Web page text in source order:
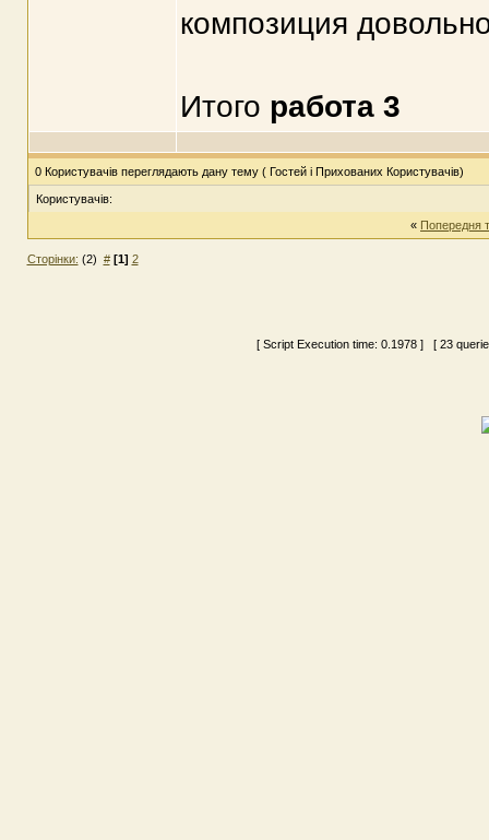
композиция
Итого работа 3
0 Користувачів переглядають дану тему ( Гостей і Прихованих Користувачів)
Користувачів:
« Попередня
Сторінки: (2) # [1] 2
[ Script Execution time: 0.1978 ] [ 23